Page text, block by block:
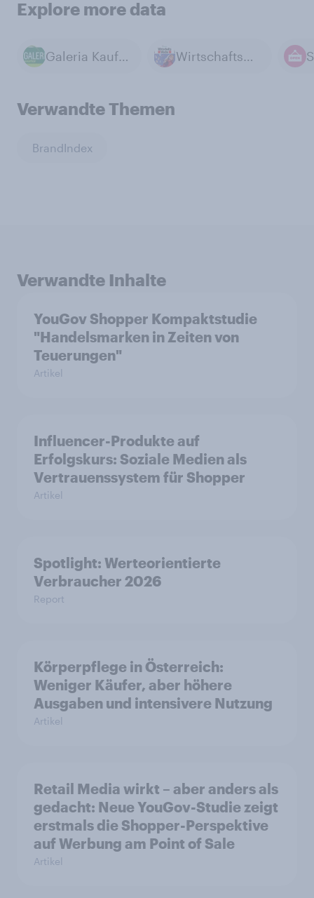
Explore more data
Galeria Kaufhof Wirtschaftswoche
Verwandte Themen
BrandIndex
Verwandte Inhalte
YouGov Shopper Kompaktstudie
"Handelsmarken in Zeiten von
Teuerungen"
Artikel
Influencer-Produkte auf
Erfolgskurs: Soziale Medien als
Vertrauenssystem für Shopper
Artikel
Spotlight: Werteorientierte
Verbraucher 2026
Report
Körperpflege in Österreich:
Weniger Käufer, aber höhere
Ausgaben und intensivere Nutzung
Artikel
Retail Media wirkt – aber anders als
gedacht: Neue YouGov-Studie zeigt
erstmals die Shopper-Perspektive
auf Werbung am Point of Sale
Artikel